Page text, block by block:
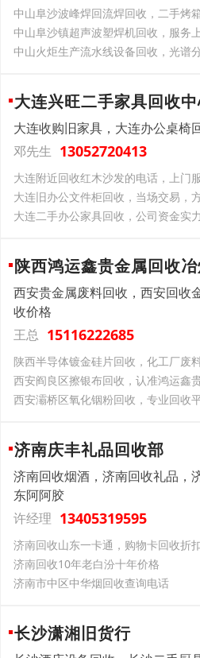
中山阜沙波峰焊回流焊回收，二手烤
中山阜沙镇超声波塑焊机回收，服务
中山火炬生产流水线设备回收，光谱
大连兴旺二手家具回收
大连收购旧家具，大连办公桌椅
邓先生 13052720413
大连附近回收红木沙发的电话，上门
大连旧办公文件柜回收，当场交易，
大连二手办公家具回收，公司资金实
陕西鸿运鑫贵金属回收
西安贵金属废料回收，西安回收
收价格
王总 15116222685
陕西半导体镀金硅片回收，化工厂废
西安阎良区擦银布回收，认准鸿运鑫
西安灞桥区氧化铟粉回收，专业回收
济南庆丰礼品回收部
济南回收烟酒，济南回收礼品，
东阿阿胶
许经理 13405319595
济南回收山东一卡通，购物卡回收折
济南回收10年老白汾十年价格
济南市中区中华烟回收查询电话
长沙潇湘旧货行